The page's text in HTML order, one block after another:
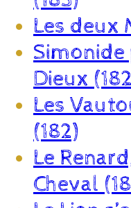
Les deux
Dieux
Les
(182)
Le
Cheval